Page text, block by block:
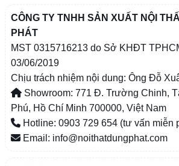
CÔNG TY TNHH SẢN XUẤT NỘI
PHÁT
MST 0315716213 do Sở KHĐT
03/06/2019
Chịu trách nhiệm nội dung: Ông Đỗ
Showroom: 771 Đ. Trường Chinh,
Phú, Hồ Chí Minh 700000, Việt Nam
Hotline: 0903 729 654 (tư vấn miễn
Email: info@noithatdungphat.com